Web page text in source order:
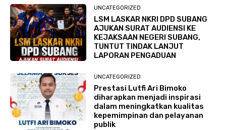
UNCATEGORIZED
LSM LASKAR NKRI DPD SUBANG
AJUKAN SURAT AUDIENSI KE
KEJAKSAAN NEGERI SUBANG,
TUNTUT TINDAK LANJUT
LAPORAN PENGADUAN
UNCATEGORIZED
Prestasi Lutfi Ari Bimoko
diharapkan menjadi inspirasi
dalam meningkatkan kualitas
kepemimpinan dan pelayanan
publik